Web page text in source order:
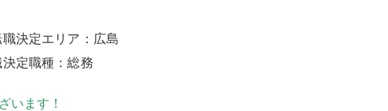
決定エリア：広島
定職種：総務
います！